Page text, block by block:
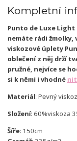
Kompletní
Punto de Luxe
nemáte rádi
viskozové úplety
oblečení z něj drží
pružné, nejvíce se
si k němi i vhodné
Materiál: Pevný
Složení: 60%viskoza
Šíře: 150cm